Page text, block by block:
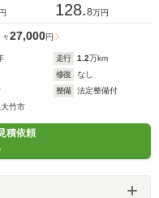
128.8万円
々27,000円
走行 1.2万km
修復
なし
整備
法定整備付
竹市
積依頼